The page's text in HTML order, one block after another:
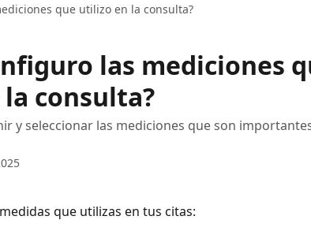
que utilizo en la consulta?
las mediciones
consulta?
y seleccionar las mediciones que son
que utilizas en tus citas: